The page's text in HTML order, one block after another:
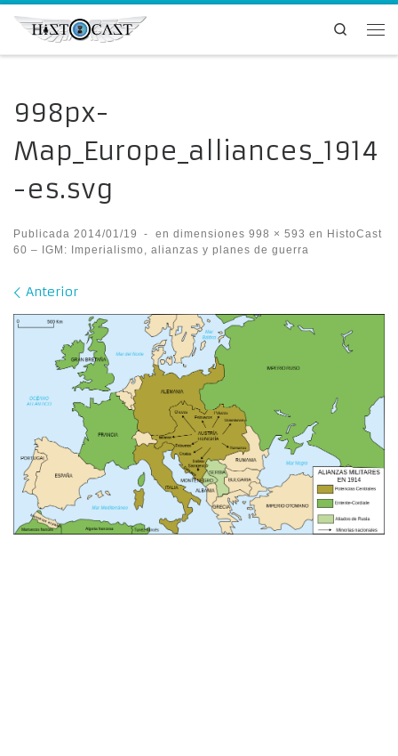
Saltar al contenido
Search
998px-
Map_Europe_alliances_1914
-es.svg
Publicada 2014/01/19 - en dimensiones 998 × 593 en
HistoCast
60 – IGM: Imperialismo, alianzas y planes de guerra
Navegación de imágenes
Anterior